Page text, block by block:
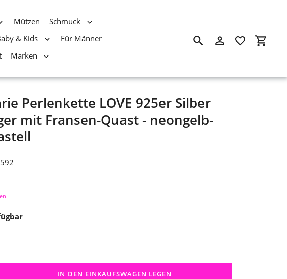
Mützen
Schmuck
& Kids
Für Männer
Marken
SuchenEinloggen
Perlenkette LOVE 925er Silber
mit Fransen-Quast - neongelb-
IN DEN EINKAUFSWAGEN LEGEN